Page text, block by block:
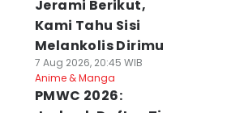
Jerami Berikut,
Kami Tahu Sisi
Melankolis Dirimu
7 Aug 2026, 20:45 WIB
Anime & Manga
PMWC 2026: